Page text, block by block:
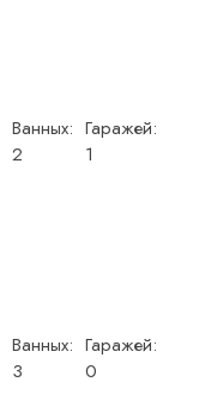
Ванных:
2
Гаражей:
1
Ванных:
3
Гаражей:
0